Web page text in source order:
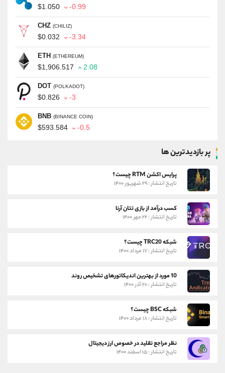
$1.050 -0.99
CHZ (CHILIZ)
$0.032 -3.34
ETH (ETHEREUM)
$1,906.517 2.08
DOT (POLKADOT)
$0.826 -3
BNB (BINANCE COIN)
$593.584 -0.5
پر بازدیدترین ها
پرایس اکشن RTM چیست؟
تاریخ انتشار : ۲۹ شهریور ۱۴۰۰
کسب درآمد از بازی تتان آرنا
تاریخ انتشار : ۲۲ مهر ۱۴۰۰
شبکه TRC20 چیست؟
تاریخ انتشار : ۱۷ مرداد ۱۴۰۰
10 مورد از بهترین اندیکاتورهای تشخیص روند
تاریخ انتشار : ۲۰ آذر ۱۴۰۰
شبکه BSC چیست؟
تاریخ انتشار : ۱۸ مرداد ۱۴۰۰
نظر مراجع تقلید در خصوص ارز دیجیتال
تاریخ انتشار : ۱۵ اسفند ۱۴۰۰